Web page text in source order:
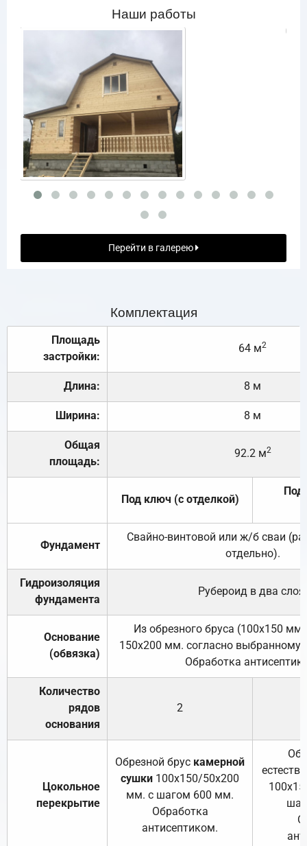
Наши работы
Перейти в галерею
Комплектация
Площадь
застройки:
64 м2
Длина: 8 м
Ширина: 8 м
Общая
площадь:
92.2 м2
Под ключ (с отделкой)
Под
Фундамент
Свайно-винтовой или ж/б сваи
отдельно).
Гидроизоляция
фундамента
Рубероид в два слоя.
Основание
(обвязка)
Из обрезного бруса (100х150
150х200 мм. согласно выбранному
Обработка
Количество
рядов
основания
2
Цокольное
перекрытие
Обрезной брус камерной
сушки 100х150/50х200
мм. с шагом 600 мм.
Обработка
антисептиком.